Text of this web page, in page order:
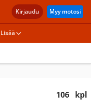
Kirjaudu Myy motosi
Lisää
106 kpl